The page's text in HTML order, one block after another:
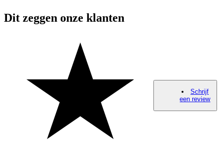
Dit zeggen onze klanten
Schrijf
een review